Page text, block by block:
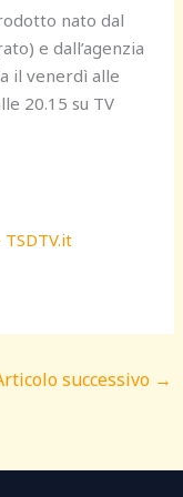
nato dal
e dall’agenzia
il venerdì alle
20.15 su TV
successivo →